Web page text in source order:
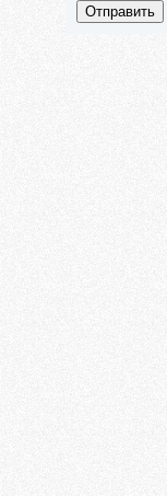
Отправить